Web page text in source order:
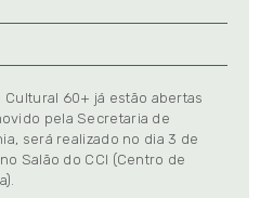
Cultural 60+ já estão abertas
pela Secretaria de
será realizado no dia 3 de
Salão do CCI (Centro de